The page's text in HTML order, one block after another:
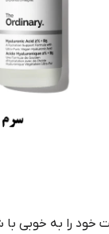
خود را به خوبی